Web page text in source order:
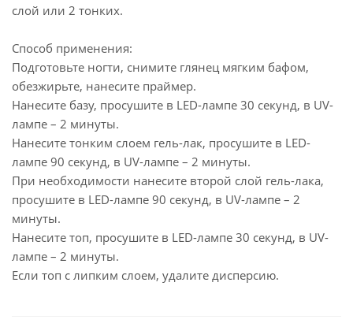
слой или 2 тонких.
Способ применения:
Подготовьте ногти, снимите глянец мягким бафом,
обезжирьте, нанесите праймер.
Нанесите базу, просушите в LED-лампе 30 секунд, в UV-
лампе – 2 минуты.
Нанесите тонким слоем гель-лак, просушите в LED-
лампе 90 секунд, в UV-лампе – 2 минуты.
При необходимости нанесите второй слой гель-лака,
просушите в LED-лампе 90 секунд, в UV-лампе – 2
минуты.
Нанесите топ, просушите в LED-лампе 30 секунд, в UV-
лампе – 2 минуты.
Если топ с липким слоем, удалите дисперсию.